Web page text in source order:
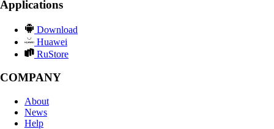
Applications
Download
Huawei
RuStore
COMPANY
About
News
Help